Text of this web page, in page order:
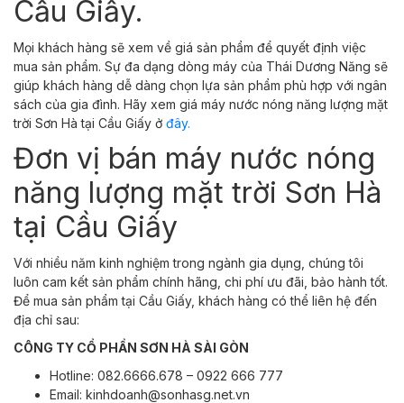
Cầu Giấy.
Mọi khách hàng sẽ xem về giá sản phẩm để quyết định việc
mua sản phẩm. Sự đa dạng dòng máy của Thái Dương Năng sẽ
giúp khách hàng dễ dàng chọn lựa sản phẩm phù hợp với ngân
sách của gia đình. Hãy xem giá máy nước nóng năng lượng mặt
trời Sơn Hà tại Cầu Giấy ở đây.
Đơn vị bán máy nước nóng
năng lượng mặt trời Sơn Hà
tại Cầu Giấy
Với nhiều năm kinh nghiệm trong ngành gia dụng, chúng tôi
luôn cam kết sản phẩm chính hãng, chi phí ưu đãi, bảo hành tốt.
Để mua sản phẩm tại Cầu Giấy, khách hàng có thể liên hệ đến
địa chỉ sau:
CÔNG TY CỔ PHẦN SƠN HÀ SÀI GÒN
Hotline: 082.6666.678 – 0922 666 777
Email: kinhdoanh@sonhasg.net.vn